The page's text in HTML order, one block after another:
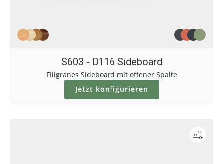
S603 - D116 Sideboard
Filigranes Sideboard mit offener Spalte
Jetzt konfigurieren